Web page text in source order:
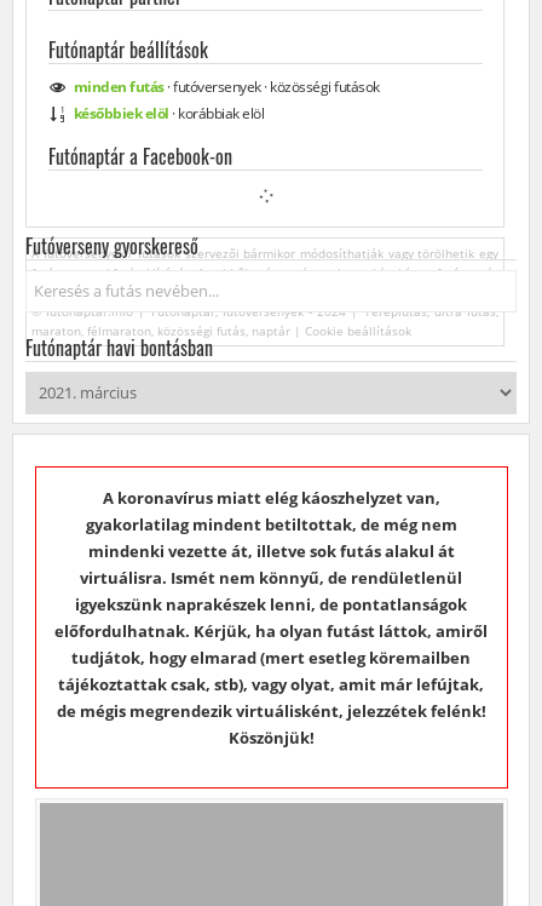
Futónaptár beállítások
mindenfutás·futóversenyek·közösségifutások
későbbiek elöl ·korábbiak elöl
Futónaptár a Facebook-on
A futóversenyek / futások szervezői bármikor módosíthatják vagy törölhetik egy
futóverseny / futás kiírását. Az ebből származó esetleges károkért a futónaptár
üzemeltetője felelősséget nem vállal.
© futonaptar.info | Futónaptár, futóversenyek - 2024 | Terepfutás, ultra futás,
maraton, félmaraton, közösségi futás, naptár | Cookie beállítások
Futóverseny gyorskereső
Keresés...
Futónaptár havi bontásban
A koronavírus miatt elég káoszhelyzet van,
gyakorlatilag mindent betiltottak, de még nem
mindenki vezette át, illetve sok futás alakul át
virtuálisra. Ismét nem könnyű, de rendületlenül
igyekszünk naprakészek lenni, de pontatlanságok
előfordulhatnak. Kérjük, ha olyan futást láttok, amiről
tudjátok, hogy elmarad (mert esetleg köremailben
tájékoztattak csak, stb), vagy olyat, amit már lefújtak,
de mégis megrendezik virtuálisként, jelezzétek felénk!
Köszönjük!